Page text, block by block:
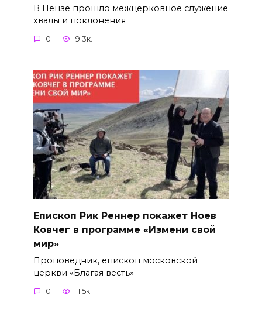
В Пензе прошло межцерковное служение
хвалы и поклонения
0 9.3к.
Епископ Рик Реннер покажет Ноев
Ковчег в программе «Измени свой
мир»
Проповедник, епископ московской
церкви «Благая весть»
0 11.5к.